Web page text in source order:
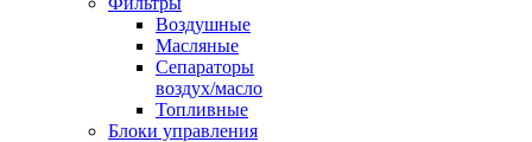
Воздушные
Масляные
Сепараторы
воздух/масло
Топливные
Блоки управления